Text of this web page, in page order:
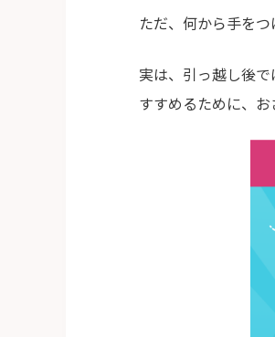
ただ、何から手を
実は、引っ越し後で
すすめるために、お